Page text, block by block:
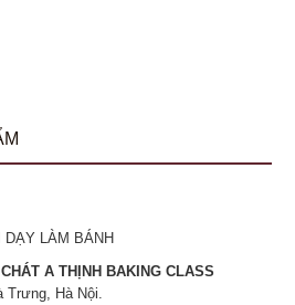
LÀM BÁNH
A THỊNH BAKING CLASS
Hà Nội.